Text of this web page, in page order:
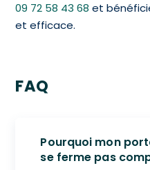
09 72 58 43 68 et
et efficace.
FAQ
Pourquoi mon
se ferme pas